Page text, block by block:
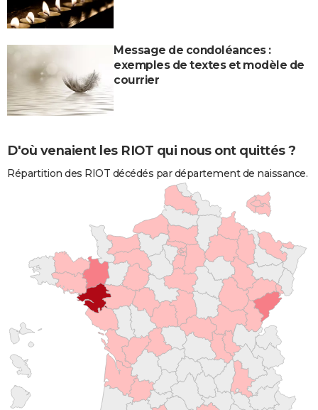
Message de condoléances :
exemples de textes et modèle de
courrier
D'où venaient les RIOT qui nous ont quittés ?
Répartition des RIOT décédés par département de naissance.